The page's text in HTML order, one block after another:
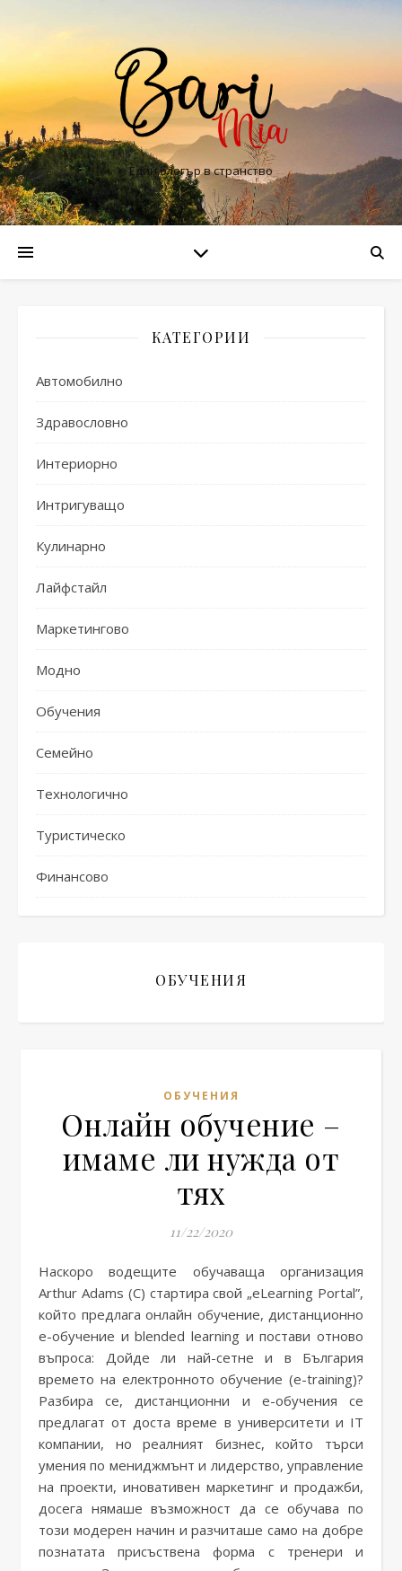
Един блогър в странство
КАТЕГОРИИ
Автомобилно
Здравословно
Интериорно
Интригуващо
Кулинарно
Лайфстайл
Маркетингово
Модно
Обучения
Семейно
Технологично
Туристическо
Финансово
ОБУЧЕНИЯ
ОБУЧЕНИЯ
Онлайн обучение –
имаме ли нужда от
тях
11/22/2020
Наскоро водещите обучаваща организация
Arthur Adams (C) стартира свой „eLearning Portal”,
който предлага онлайн обучение, дистанционно
е-обучение и blended learning и постави отново
въпроса: Дойде ли най-сетне и в България
времето на електронното обучение (e-training)?
Разбира се, дистанционни и е-обучения се
предлагат от доста време в университети и IT
компании, но реалният бизнес, който търси
умения по мениджмънт и лидерство, управление
на проекти, иновативен маркетинг и продажби,
досега нямаше възможност да се обучава по
този модерен начин и разчиташе само на добре
познатата присъствена форма с тренери и